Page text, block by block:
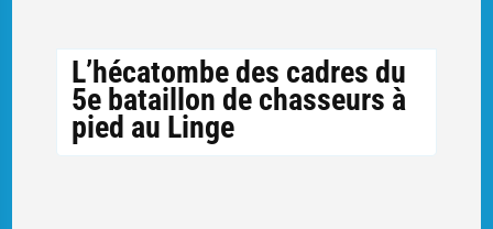
L’hécatombe des cadres du
5e bataillon de chasseurs à
pied au Linge